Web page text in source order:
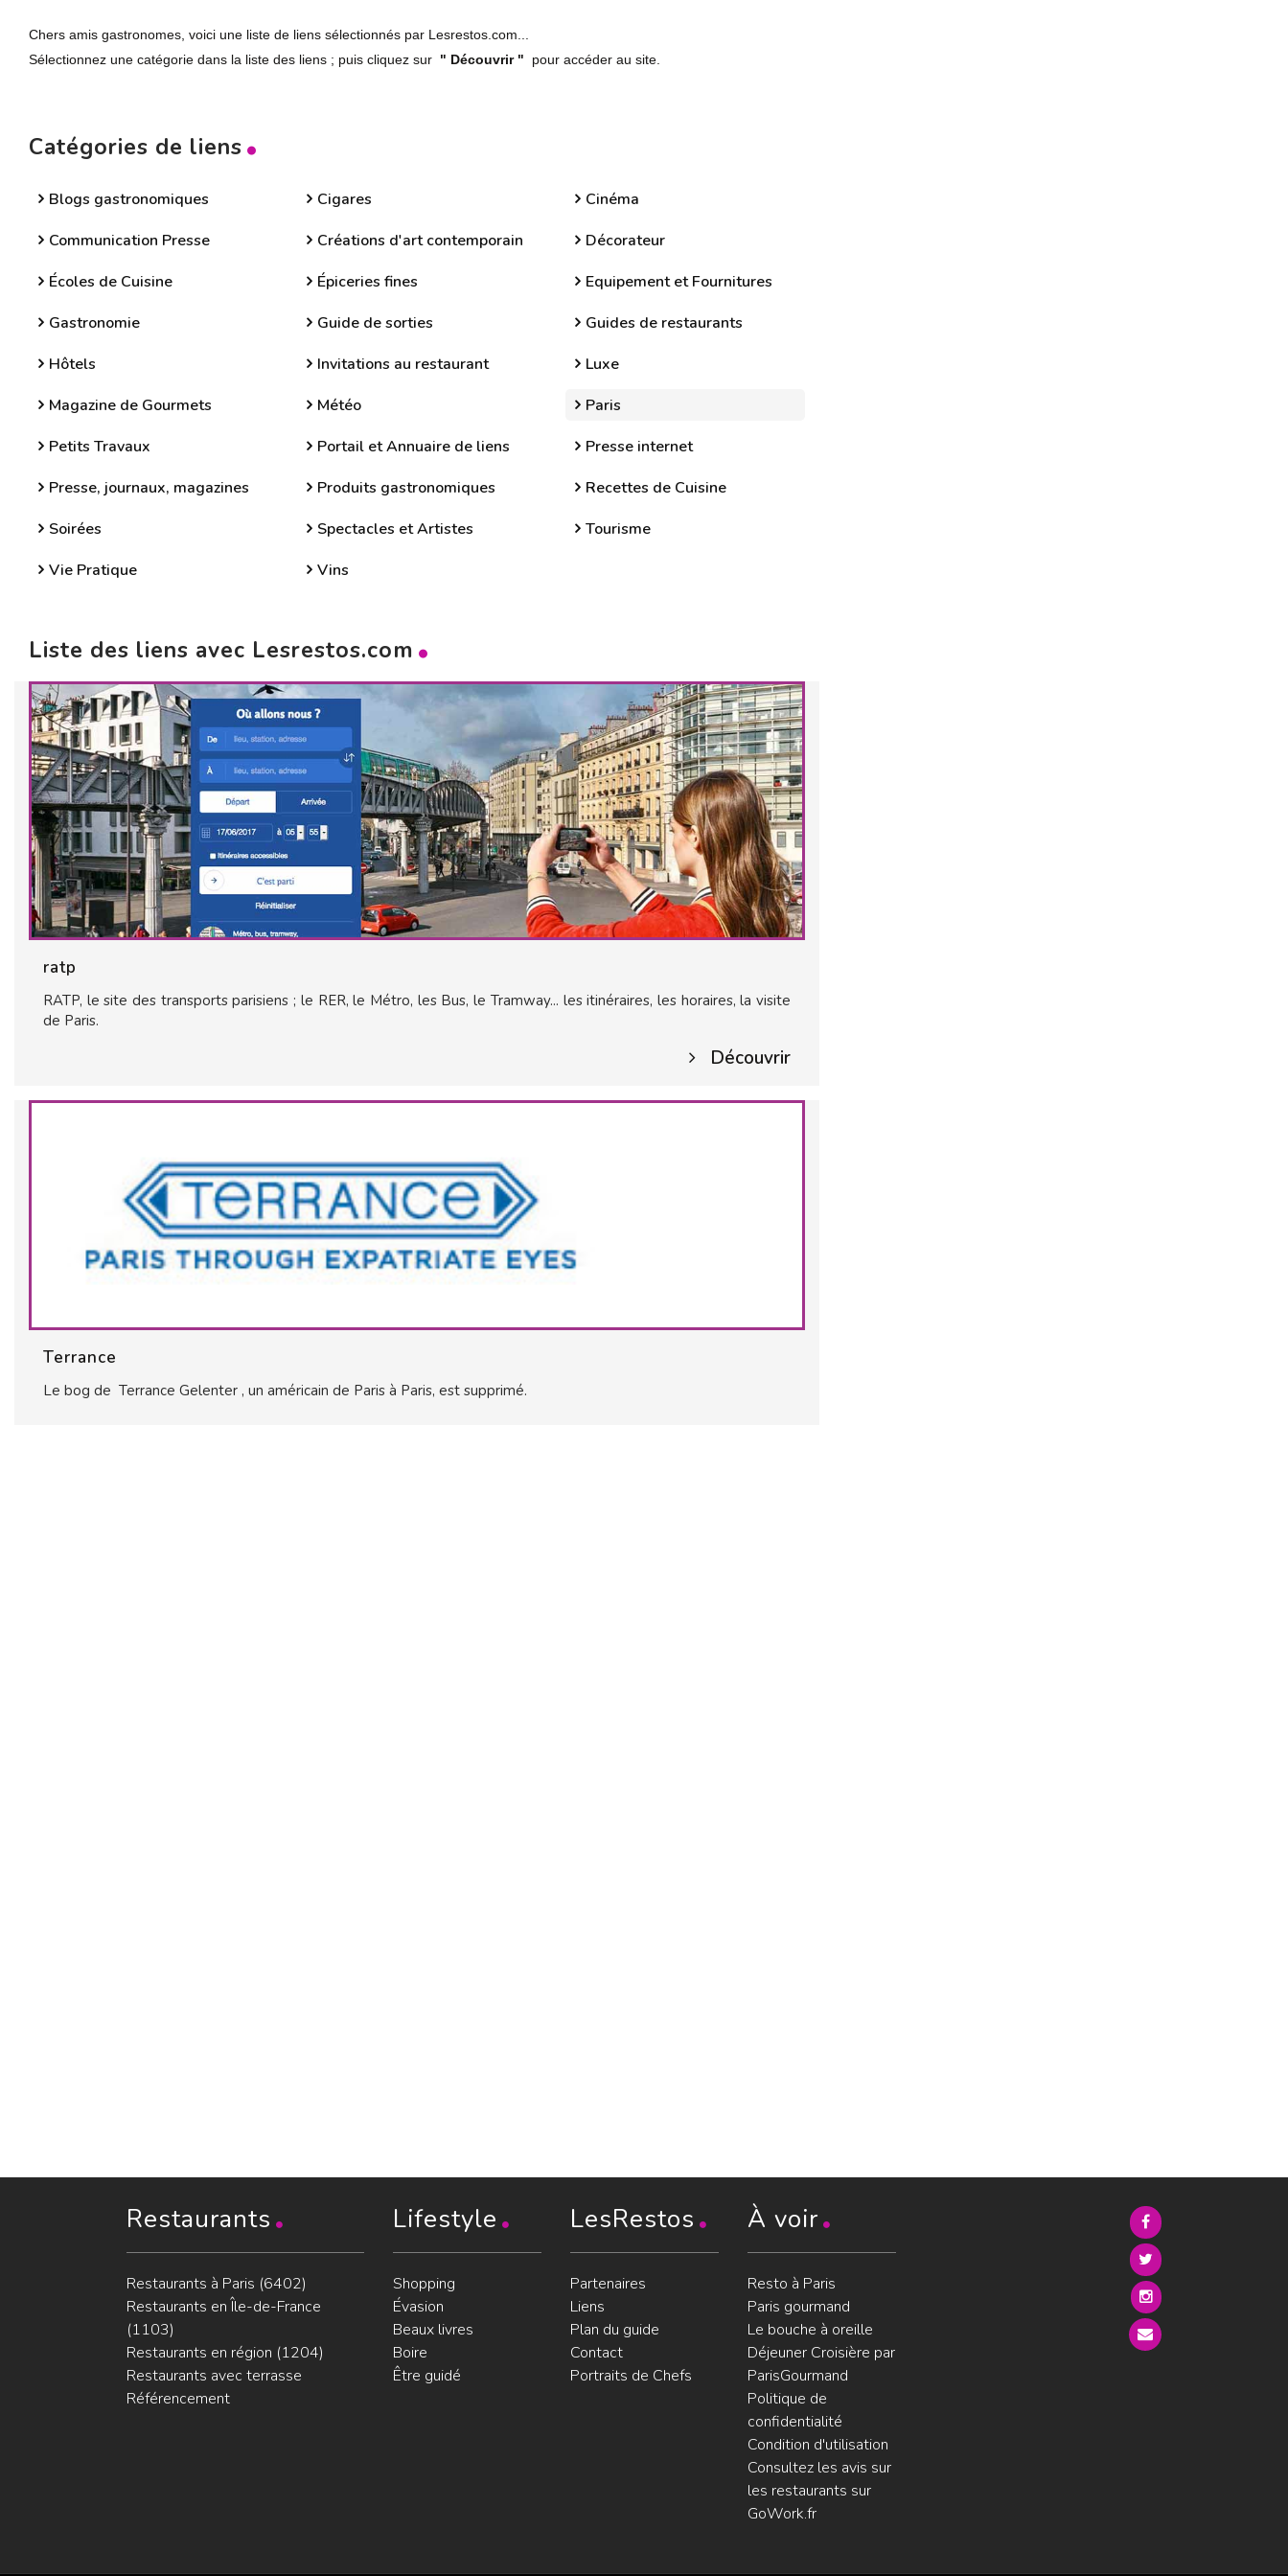
Chers amis gastronomes, voici une liste de liens sélectionnés par Lesrestos.com...
Sélectionnez une catégorie dans la liste des liens ; puis cliquez sur " Découvrir " pour accéder au site.
Catégories de liens
Blogs gastronomiques Cigares
Cinéma
Communication Presse
Créations d'art contemporain
Décorateur
Écoles de Cuisine
Épiceries fines
Equipement et Fournitures
Gastronomie
Guide de sorties
Guides de restaurants
Hôtels
Invitations au restaurant
Luxe
Magazine de Gourmets
Météo
Paris
Petits Travaux
Portail et Annuaire de liens
Presse internet
Presse, journaux, magazines
Produits gastronomiques
Recettes de Cuisine
Soirées
Spectacles et Artistes
Tourisme
Vie Pratique
Vins
Liste des liens avec Lesrestos.com
ratp
RATP, le site des transports parisiens ; le RER, le Métro, les Bus, le Tramway... les itinéraires, les horaires, la visite
de Paris.
Découvrir
Terrance
Le bog de Terrance Gelenter , un américain de Paris à Paris, est supprimé.
Restaurants
Restaurants à Paris (6402)
Restaurants en Île-de-France
(1103)
Restaurants en région (1204)
Restaurants avec terrasse
Référencement
Lifestyle
Shopping
Évasion
Beaux livres
Boire
Être guidé
LesRestos
Partenaires
Liens
Plan du guide
Contact
Portraits de Chefs
À voir
Resto à Paris
Paris gourmand
Le bouche à oreille
Déjeuner Croisière par
ParisGourmand
Politique de
confidentialité
Condition d'utilisation
Consultez les avis sur
les restaurants sur
GoWork.fr